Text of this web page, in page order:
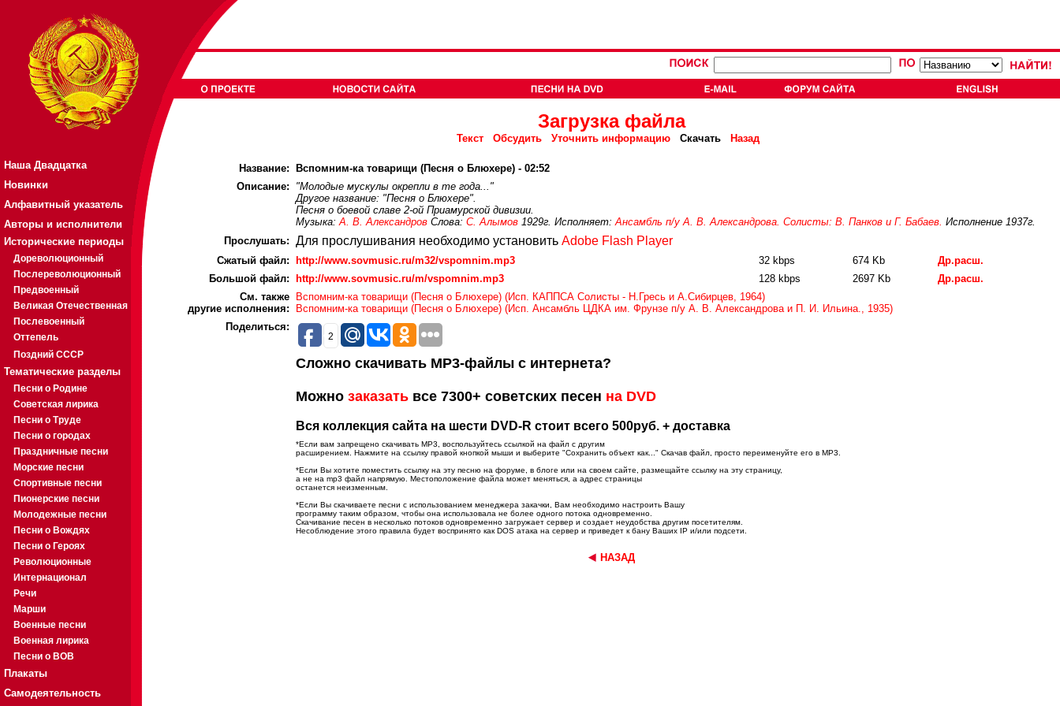
Наша Двадцатка
Новинки
Алфавитный указатель
Авторы и исполнители
Исторические периоды
Дореволюционный
Послереволюционный
Предвоенный
Великая Отечественная
Послевоенный
Оттепель
Поздний СССР
Тематические разделы
Песни о Родине
Советская лирика
Песни о Труде
Песни о городах
Праздничные песни
Морские песни
Спортивные песни
Пионерские песни
Молодежные песни
Песни о Вождях
Песни о Героях
Революционные
Интернационал
Речи
Марши
Военные песни
Военная лирика
Песни о ВОВ
Плакаты
Самодеятельность
Загрузка файла
Текст Обсудить Уточнить информацию Скачать Назад
Название:
Вспомним-ка товарищи (Песня о Блюхере) - 02:52
Описание:
"Молодые мускулы окрепли в те года..."
Другое название: "Песня о Блюхере".
Песня о боевой славе 2-ой Приамурской дивизии.
Музыка:А. В. АлександровСлова: С. Алымов1929г. Исполняет:Ансамбль п/у А. В. Александрова. Солисты: В. Панков и Г. Бабаев. Исполнение 1937г.
Прослушать: Для прослушивания необходимо установить Adobe Flash Player
Cжатый файл: http://www.sovmusic.ru/m32/vspomnim.mp3 32 kbps 674 Kb
Др.расш.
Большой файл:
http://www.sovmusic.ru/m/vspomnim.mp3 128 kbps 2697 Kb
Др.расш.
См. также
другие исполнения:
Вспомним-ка товарищи (Песня о Блюхере) (Исп. КАППСА Солисты - Н.Гресь и А.Сибирцев, 1964)
Вспомним-ка товарищи (Песня о Блюхере) (Исп. Ансамбль ЦДКА им. Фрунзе п/у А. В. Александрова и П. И. Ильина., 1935)
Поделиться:
2
Сложно скачивать MP3-файлы с интернета?
Можно заказатьвсе 7300+ советских песен на DVD
Вся коллекция сайта на шести DVD-R стоит всего 500руб. + доставка
*Если вам запрещено скачивать MP3, воспользуйтесь ссылкой на файл с другим
расширением. Нажмите на ссылку правой кнопкой мыши и выберите "Сохранить объект как..." Скачав файл, просто переименуйте его в MP3.
*Если Вы хотите поместить ссылку на эту песню на форуме, в блоге или на своем сайте, размещайте ссылку на эту страницу,
а не на mp3 файл напрямую. Местоположение файла может меняться, а адрес страницы
останется неизменным.
*Если Вы скачиваете песни с использованием менеджера закачки, Вам необходимо настроить Вашу
программу таким образом, чтобы она использовала не более одного потока одновременно.
Скачивание песен в несколько потоков одновременно загружает сервер и создает неудобства другим посетителям.
Несоблюдение этого правила будет воспринято как DOS атака на сервер и приведет к бану Ваших IP и/или подсети.
НАЗАД